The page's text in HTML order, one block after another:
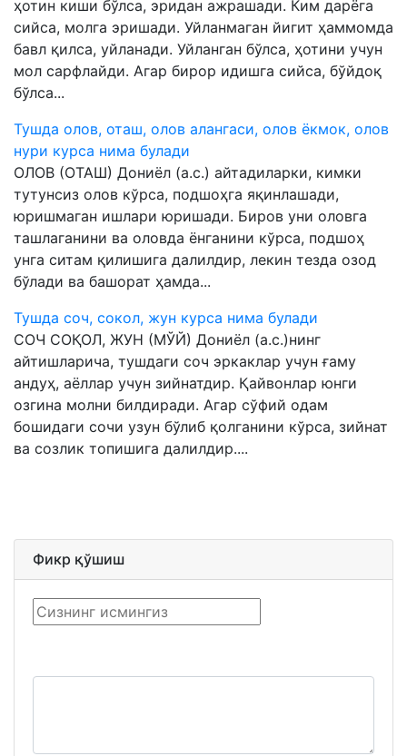
ҳотин киши бўлса, эридан ажрашади. Ким дарёга
сийса, молга эришади. Уйланмаган йигит ҳаммомда
бавл қилса, уйланади. Уйланган бўлса, ҳотини учун
мол сарфлайди. Агар бирор идишга сийса, бўйдоқ
бўлса...
Тушда олов, оташ, олов алангаси, олов ёкмок, олов
нури курса нима булади
ОЛОВ (ОТАШ) Дониёл (а.с.) айтадиларки, кимки
тутунсиз олов кўрса, подшоҳга яқинлашади,
юришмаган ишлари юришади. Биров уни оловга
ташлаганини ва оловда ёнганини кўрса, подшоҳ
унга ситам қилишига далилдир, лекин тезда озод
бўлади ва башорат ҳамда...
Тушда соч, сокол, жун курса нима булади
СОЧ СОҚОЛ, ЖУН (МЎЙ) Дониёл (а.с.)нинг
айтишларича, тушдаги соч эркаклар учун ғаму
андуҳ, аёллар учун зийнатдир. Қайвонлар юнги
озгина молни билдиради. Агар сўфий одам
бошидаги сочи узун бўлиб қолганини кўрса, зийнат
ва созлик топишига далилдир....
Фикр қўшиш